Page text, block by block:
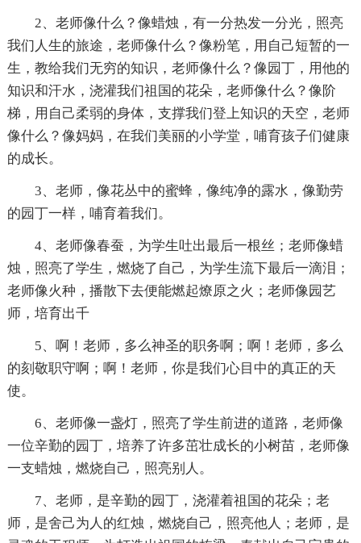
2、老师像什么？像蜡烛，有一分热发一分光，照亮
我们人生的旅途，老师像什么？像粉笔，用自己短暂的一
生，教给我们无穷的知识，老师像什么？像园丁，用他的
知识和汗水，浇灌我们祖国的花朵，老师像什么？像阶
梯，用自己柔弱的身体，支撑我们登上知识的天空，老师
像什么？像妈妈，在我们美丽的小学堂，哺育孩子们健康
的成长。
3、老师，像花丛中的蜜蜂，像纯净的露水，像勤劳
的园丁一样，哺育着我们。
4、老师像春蚕，为学生吐出最后一根丝；老师像蜡
烛，照亮了学生，燃烧了自己，为学生流下最后一滴泪；
老师像火种，播散下去便能燃起燎原之火；老师像园艺
师，培育出千
5、啊！老师，多么神圣的职务啊；啊！老师，多么
的刻敬职守啊；啊！老师，你是我们心目中的真正的天
使。
6、老师像一盏灯，照亮了学生前进的道路，老师像
一位辛勤的园丁，培养了许多茁壮成长的小树苗，老师像
一支蜡烛，燃烧自己，照亮别人。
7、老师，是辛勤的园丁，浇灌着祖国的花朵；老
师，是舍己为人的红烛，燃烧自己，照亮他人；老师，是